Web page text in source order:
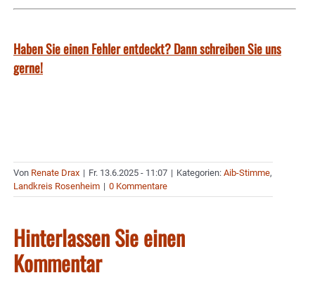
Haben Sie einen Fehler entdeckt? Dann schreiben Sie uns
gerne!
Von Renate Drax | Fr. 13.6.2025 - 11:07 | Kategorien: Aib-Stimme,
Landkreis Rosenheim | 0 Kommentare
Hinterlassen Sie einen
Kommentar